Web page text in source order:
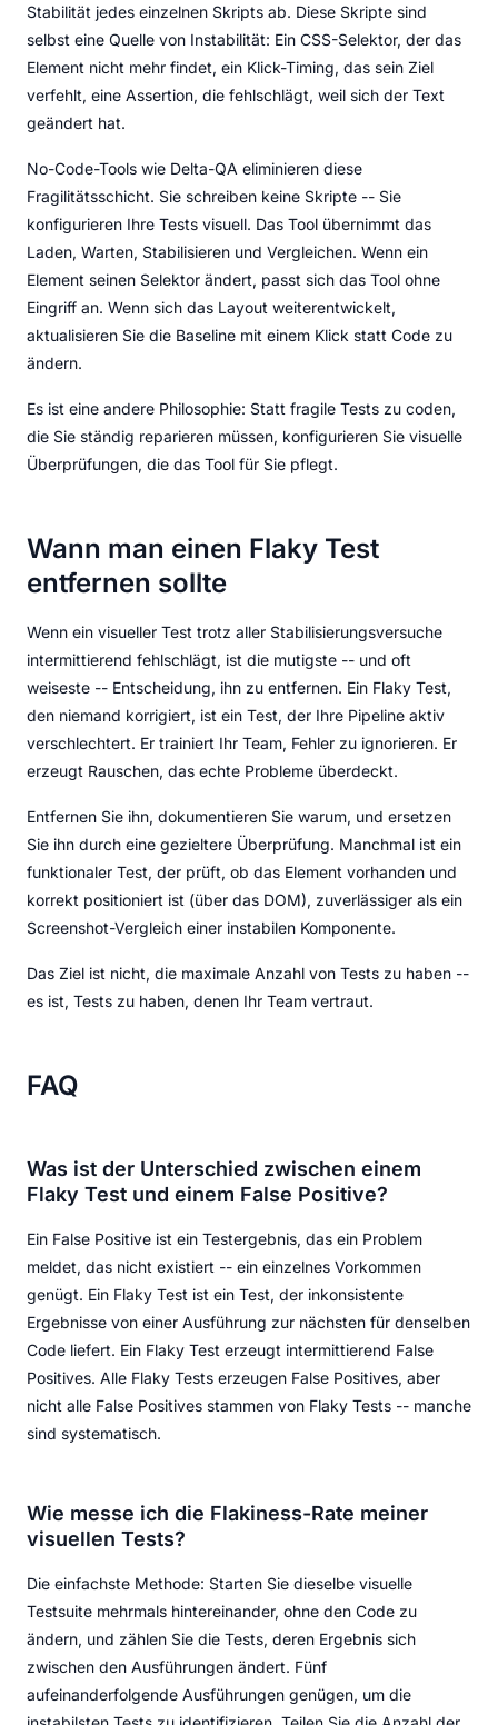
Stabilität jedes einzelnen Skripts ab. Diese Skripte sind
selbst eine Quelle von Instabilität: Ein CSS-Selektor, der das
Element nicht mehr findet, ein Klick-Timing, das sein Ziel
verfehlt, eine Assertion, die fehlschlägt, weil sich der Text
geändert hat.
No-Code-Tools wie Delta-QA eliminieren diese
Fragilitätsschicht. Sie schreiben keine Skripte -- Sie
konfigurieren Ihre Tests visuell. Das Tool übernimmt das
Laden, Warten, Stabilisieren und Vergleichen. Wenn ein
Element seinen Selektor ändert, passt sich das Tool ohne
Eingriff an. Wenn sich das Layout weiterentwickelt,
aktualisieren Sie die Baseline mit einem Klick statt Code zu
ändern.
Es ist eine andere Philosophie: Statt fragile Tests zu coden,
die Sie ständig reparieren müssen, konfigurieren Sie visuelle
Überprüfungen, die das Tool für Sie pflegt.
Wann man einen Flaky Test
entfernen sollte
Wenn ein visueller Test trotz aller Stabilisierungsversuche
intermittierend fehlschlägt, ist die mutigste -- und oft
weiseste -- Entscheidung, ihn zu entfernen. Ein Flaky Test,
den niemand korrigiert, ist ein Test, der Ihre Pipeline aktiv
verschlechtert. Er trainiert Ihr Team, Fehler zu ignorieren. Er
erzeugt Rauschen, das echte Probleme überdeckt.
Entfernen Sie ihn, dokumentieren Sie warum, und ersetzen
Sie ihn durch eine gezieltere Überprüfung. Manchmal ist ein
funktionaler Test, der prüft, ob das Element vorhanden und
korrekt positioniert ist (über das DOM), zuverlässiger als ein
Screenshot-Vergleich einer instabilen Komponente.
Das Ziel ist nicht, die maximale Anzahl von Tests zu haben --
es ist, Tests zu haben, denen Ihr Team vertraut.
FAQ
Was ist der Unterschied zwischen einem
Flaky Test und einem False Positive?
Ein False Positive ist ein Testergebnis, das ein Problem
meldet, das nicht existiert -- ein einzelnes Vorkommen
genügt. Ein Flaky Test ist ein Test, der inkonsistente
Ergebnisse von einer Ausführung zur nächsten für denselben
Code liefert. Ein Flaky Test erzeugt intermittierend False
Positives. Alle Flaky Tests erzeugen False Positives, aber
nicht alle False Positives stammen von Flaky Tests -- manche
sind systematisch.
Wie messe ich die Flakiness-Rate meiner
visuellen Tests?
Die einfachste Methode: Starten Sie dieselbe visuelle
Testsuite mehrmals hintereinander, ohne den Code zu
ändern, und zählen Sie die Tests, deren Ergebnis sich
zwischen den Ausführungen ändert. Fünf
aufeinanderfolgende Ausführungen genügen, um die